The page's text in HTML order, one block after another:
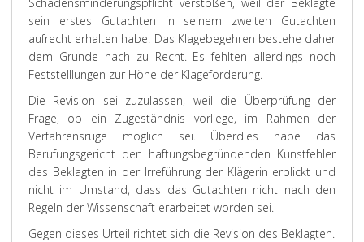
sein erstes Gutachten in seinem zweiten Gutachten
aufrecht erhalten habe. Das Klagebegehren bestehe daher
dem Grunde nach zu Recht. Es fehlten allerdings noch
Feststelllungen zur Höhe der Klageforderung.
Die Revision sei zuzulassen, weil die Überprüfung der
Frage, ob ein Zugeständnis vorliege, im Rahmen der
Verfahrensrüge möglich sei. Überdies habe das
Berufungsgericht den haftungsbegründenden Kunstfehler
des Beklagten in der Irreführung der Klägerin erblickt und
nicht im Umstand, dass das Gutachten nicht nach den
Regeln der Wissenschaft erarbeitet worden sei.
Gegen dieses Urteil richtet sich die Revision des Beklagten.